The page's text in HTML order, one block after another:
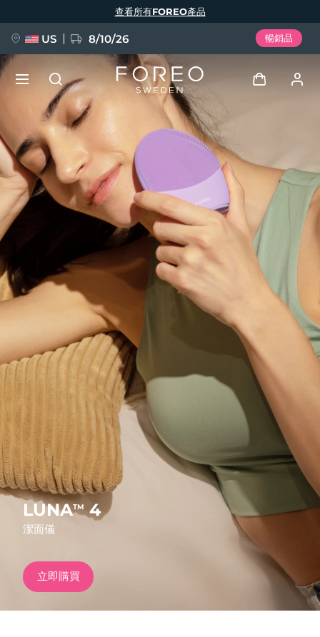
LUNATM4
潔面儀
立即購買
查看所有FOREO產品
US 8/10/26 暢銷品
用戶信息
我的設備
我的訂單
我的地址
我的訂閱
新品
FAQ™ Pure Beauty-Tech Elixir
BREAKING NEWS
issa™ Teeth Whitening Set
FAQ™ Dual LED Panel
熱門產品
特別優惠
紅光療法
語言
English Deutsch
Español
Français
Italiano
Português
Svenska
Русский
Türkçe
简体中文 繁體中文
發貨國家
美國 10/08/2026
英國 預計送達日期 09/08/2026
西班牙 09/08/2026
澳洲 預計送達日期12/08/2026
法國 預計送達日期 09/08/2026
德國 預計送達日期09/08/2026
加拿大 13/08/2026